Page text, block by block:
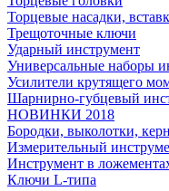
Торцевые насадки,
Трещоточные ключи
Ударный инструмент
Универсальные наборы
Усилители крутящего
Шарнирно-губцевый
НОВИНКИ 2018
Бородки, выколотки,
Измерительный
Инструмент в
Ключи L-типа